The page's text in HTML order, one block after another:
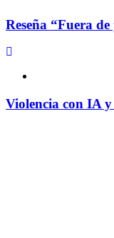
Reseña “Fuera
Violencia con IA y